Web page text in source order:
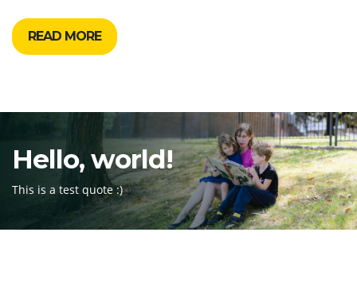
READ MORE
Hello, world!
This is a test quote :)